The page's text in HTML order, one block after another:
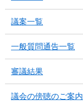
議案一覧
一般質問通告一覧
審議結果
議会の傍聴のご案内